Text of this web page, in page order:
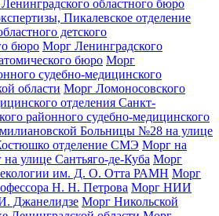
областного бюро
Пикалевское отделение
детского
бюро Морг Ленинградского
бюро Морг
судебно-медицинского
области Морг Ломоносовского
отделения Санкт-
районного судебно-медицинского
Больницы №28 на улице
отделение СМЭ Морг на
улице Сантьяго-де-Куба Морг
им. Д. О. Отта РАМН Морг
Н. Н. Петрова Морг НИИ
Джанелидзе Морг Никольской